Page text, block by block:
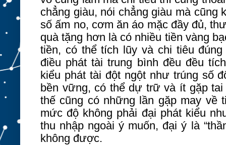
chẳng giàu, nói chẳng giàu mà cũng
số ấm no, cơm ăn áo mặc đầy đủ,
quà tặng hơn là có nhiều tiền vàng
tiền, có thể tích lũy và chi tiêu
điều phát tài trung bình đều đều
kiểu phát tài đột ngột như trúng số
bền vững, có thể dự trữ và ít gặp
thế cũng có những lần gặp may về
mức độ không phải đại phát kiểu
thu nhập ngoài ý muốn, đại ý là
không được.